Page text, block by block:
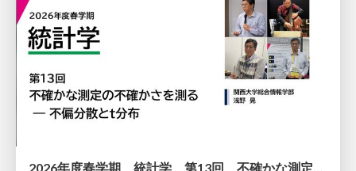
2026年度春学期 統計学 第13回 不確かな測定の不確かさを測る ― 不偏分散とt分布 (2026. 6. 25)